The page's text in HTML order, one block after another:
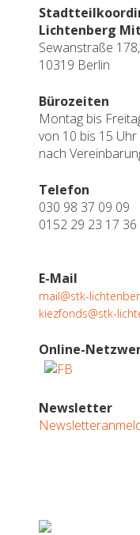
Lichtenberg
Sewanstraße
10319 Berlin
Bürozeiten
Montag bis
von 10 bis 15
nach
Telefon
030 98 37 09 09
0152 29 23 17 36
E-Mail
mail@stk-
kiezfonds@stk-
Online-
Newsletter